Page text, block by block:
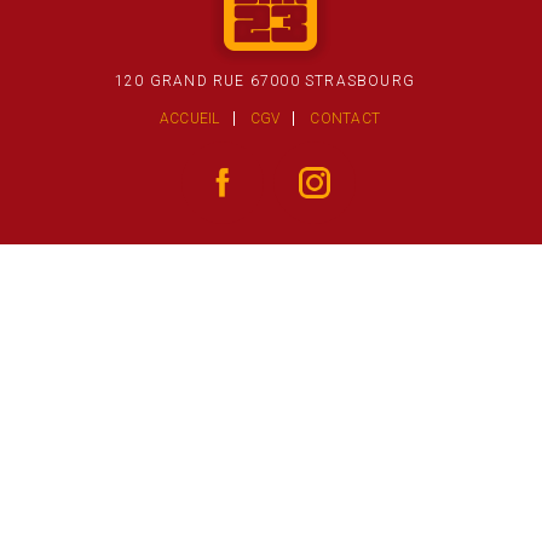
120 GRAND RUE 67000 STRASBOURG
ACCUEIL CGV CONTACT